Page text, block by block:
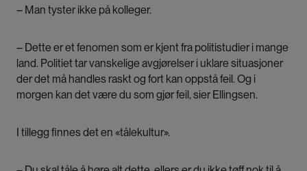
– Man tyster ikke på kolleger.
– Dette er et fenomen som er kjent fra politistudier i mange
land. Politiet tar vanskelige avgjørelser i uklare situasjoner
der det må handles raskt og fort kan oppstå feil. Og i
morgen kan det være du som gjør feil, sier Ellingsen.
I tillegg finnes det en «tålekultur».